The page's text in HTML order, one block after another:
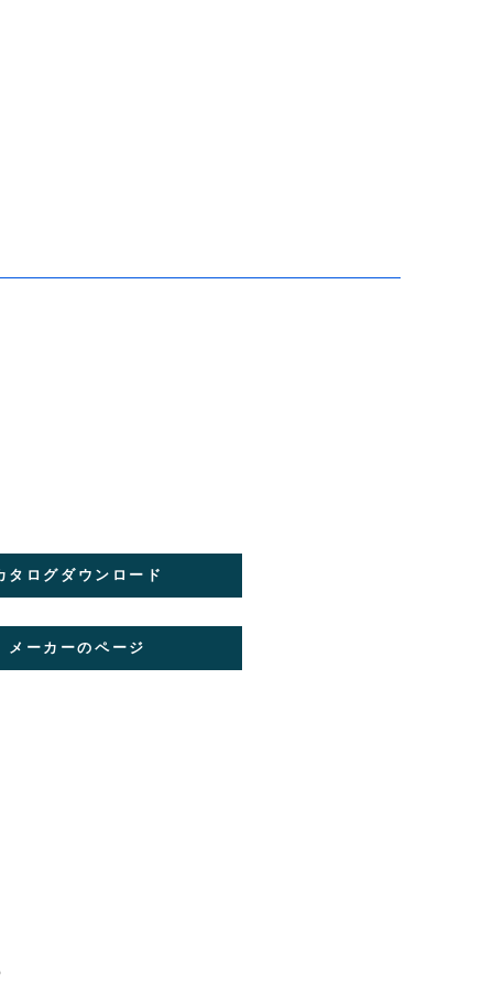
タログダウンロード
メーカーのページ